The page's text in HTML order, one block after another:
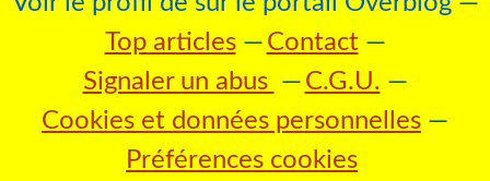
Top articles
Contact
Signaler un abus
C.G.U.
Cookies et données personnelles
Préférences cookies